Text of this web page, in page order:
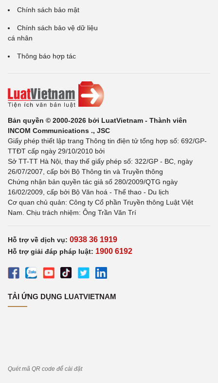
Chính sách bảo mật
Chính sách bảo vệ dữ liệu
cá nhân
Thông báo hợp tác
Bản quyền © 2000-2026 bởi LuatVietnam - Thành viên
INCOM Communications ., JSC
Giấy phép thiết lập trang Thông tin điện tử tổng hợp số: 692/GP-
TTĐT cấp ngày 29/10/2010 bởi
Sở TT-TT Hà Nội, thay thế giấy phép số: 322/GP - BC, ngày
26/07/2007, cấp bởi Bộ Thông tin và Truyền thông
Chứng nhận bản quyền tác giả số 280/2009/QTG ngày
16/02/2009, cấp bởi Bộ Văn hoá - Thể thao - Du lịch
Cơ quan chủ quản: Công ty Cổ phần Truyền thông Luật Việt
Nam. Chịu trách nhiệm: Ông Trần Văn Trí
Hỗ trợ về dịch vụ: 0938 36 1919
Hỗ trợ giải đáp pháp luật: 1900 6192
TẢI ỨNG DỤNG LUATVIETNAM
Quét mã QR code để cài đặt